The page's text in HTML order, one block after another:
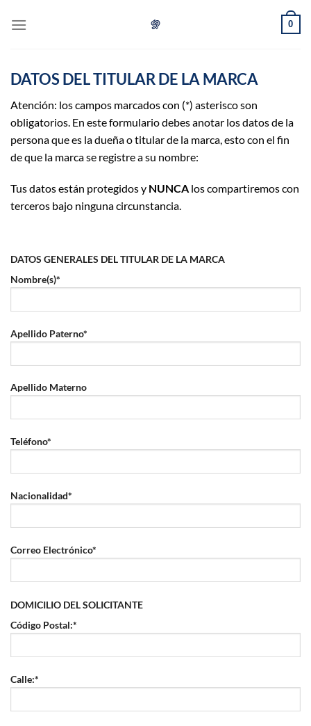
0
DATOS DEL TITULAR DE LA MARCA
Atención: los campos marcados con (*) asterisco son
obligatorios. En este formulario debes anotar los datos de la
persona que es la dueña o titular de la marca, esto con el fin
de que la marca se registre a su nombre:
Tus datos están protegidos y NUNCA los compartiremos con
terceros bajo ninguna circunstancia.
DATOS GENERALES DEL TITULAR DE LA MARCA
Nombre(s)*
Apellido Paterno*
Apellido Materno
Teléfono*
Nacionalidad*
Correo Electrónico*
DOMICILIO DEL SOLICITANTE
Código Postal:*
Calle:*